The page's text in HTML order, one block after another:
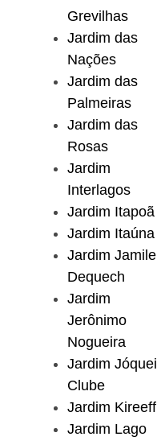
Grevilhas
Jardim das
Nações
Jardim das
Palmeiras
Jardim das
Rosas
Jardim
Interlagos
Jardim Itapoã
Jardim Itaúna
Jardim Jamile
Dequech
Jardim
Jerônimo
Nogueira
Jardim Jóquei
Clube
Jardim Kireeff
Jardim Lago